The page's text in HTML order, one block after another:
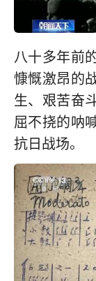
八十多年前
慷慨激昂的
生、艰苦奋
屈不挠的呐
抗日战场。